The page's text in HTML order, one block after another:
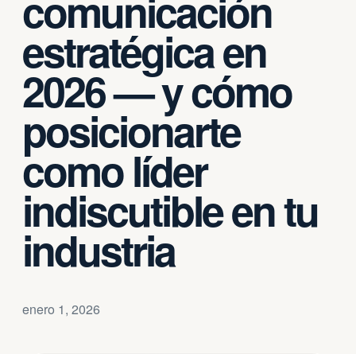
estratégica en
2026 — y cómo
posicionarte
como líder
indiscutible en tu
industria
enero 1, 2026